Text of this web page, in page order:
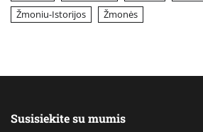
Žmoniu-Istorijos
Žmonės
Susisiekite su mumis